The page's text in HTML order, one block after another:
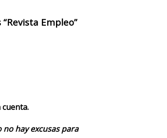
Empleo”
cuenta.
hay excusas para